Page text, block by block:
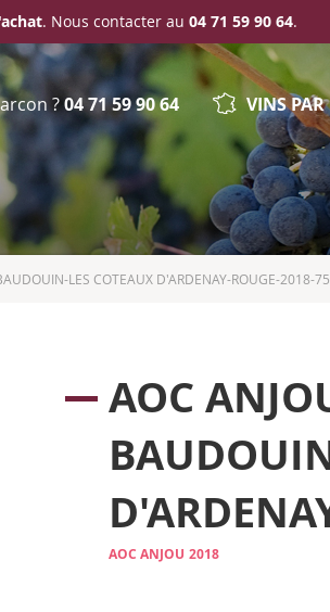
. Nous contacter au 04 71 59 90 64.
?04 71 59 90 64 VINS
LES COTEAUX D'ARDENAY-ROUGE-2018-
AOC
AOC ANJOU 2018